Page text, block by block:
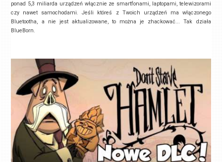
ponad 5,3 miliarda urządzeń włącznie ze smartfonami, laptopami, telewizorami
czy nawet samochodami. Jeśli któreś z Twoich urządzeń ma włączonego
Bluetootha, a nie jest aktualizowane, to można je zhackować... Tak działa
BlueBorn.